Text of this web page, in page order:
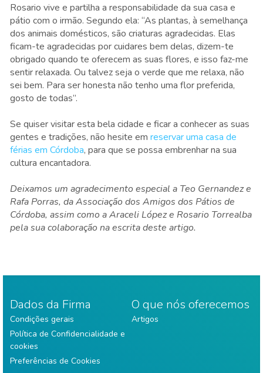
Rosario vive e partilha a responsabilidade da sua casa e
pátio com o irmão. Segundo ela: “As plantas, à semelhança
dos animais domésticos, são criaturas agradecidas. Elas
ficam-te agradecidas por cuidares bem delas, dizem-te
obrigado quando te oferecem as suas flores, e isso faz-me
sentir relaxada. Ou talvez seja o verde que me relaxa, não
sei bem. Para ser honesta não tenho uma flor preferida,
gosto de todas”.
Se quiser visitar esta bela cidade e ficar a conhecer as suas
gentes e tradições, não hesite em reservar uma casa de
férias em Córdoba, para que se possa embrenhar na sua
cultura encantadora.
Deixamos um agradecimento especial a Teo Gernandez e
Rafa Porras, da Associação dos Amigos dos Pátios de
Córdoba, assim como a Araceli López e Rosario Torrealba
pela sua colaboração na escrita deste artigo.
Dados da Firma
Condições gerais
Política de Confidencialidade e
cookies
Preferências de Cookies
O que nós oferecemos
Artigos